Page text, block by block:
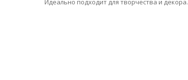
Идеально подходит для творчества и декора.